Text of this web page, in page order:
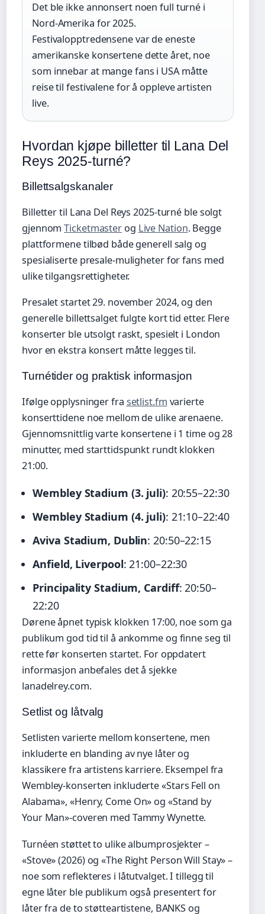
Det ble ikke annonsert noen full turné i
Nord-Amerika for 2025.
Festivalopptredensene var de eneste
amerikanske konsertene dette året, noe
som innebar at mange fans i USA måtte
reise til festivalene for å oppleve artisten
live.
Hvordan kjøpe billetter til Lana Del
Reys 2025-turné?
Billettsalgskanaler
Billetter til Lana Del Reys 2025-turné ble solgt
gjennomTicketmaster og Live Nation. Begge
plattformene tilbød både generell salg og
spesialiserte presale-muligheter for fans med
ulike tilgangsrettigheter.
Presalet startet 29. november 2024, og den
generelle billettsalget fulgte kort tid etter. Flere
konserter ble utsolgt raskt, spesielt i London
hvor en ekstra konsert måtte legges til.
Turnétider og praktisk informasjon
Ifølge opplysninger fra setlist.fm varierte
konserttidene noe mellom de ulike arenaene.
Gjennomsnittlig varte konsertene i 1 time og 28
minutter, med starttidspunkt rundt klokken
21:00.
Wembley Stadium (3. juli): 20:55–22:30
Wembley Stadium (4. juli): 21:10–22:40
Aviva Stadium, Dublin: 20:50–22:15
Anfield, Liverpool: 21:00–22:30
Principality Stadium, Cardiff: 20:50–
22:20
Dørene åpnet typisk klokken 17:00, noe som ga
publikum god tid til å ankomme og finne seg til
rette før konserten startet. For oppdatert
informasjon anbefales det å sjekke
lanadelrey.com.
Setlist og låtvalg
Setlisten varierte mellom konsertene, men
inkluderte en blanding av nye låter og
klassikere fra artistens karriere. Eksempel fra
Wembley-konserten inkluderte «Stars Fell on
Alabama», «Henry, Come On» og «Stand by
Your Man»-coveren med Tammy Wynette.
Turnéen støttet to ulike albumprosjekter –
«Stove» (2026) og «The Right Person Will Stay» –
noe som reflekteres i låtutvalget. I tillegg til
egne låter ble publikum også presentert for
låter fra de to støtteartistene, BANKS og